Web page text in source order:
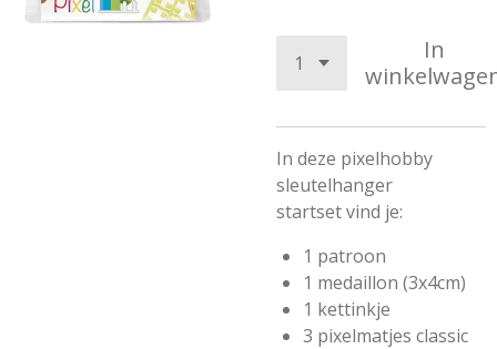
In
In deze pixelhobby
sleutelhanger
startset vind je:
1 patroon
1 medaillon (3x4cm)
1 kettinkje
3 pixelmatjes classic